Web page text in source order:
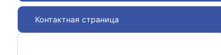
Контактная страница